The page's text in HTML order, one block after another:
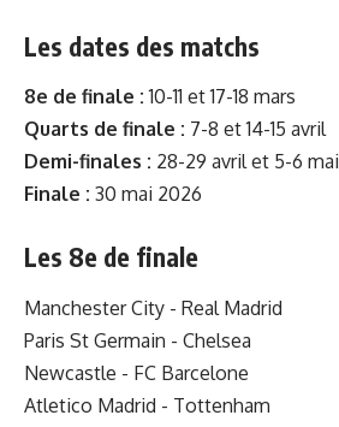
Les dates des matchs
8e de finale : 10-11 et 17-18 mars
Quarts de finale : 7-8 et 14-15 avril
Demi-finales : 28-29 avril et 5-6 mai
Finale : 30 mai 2026
Les 8e de finale
Manchester City - Real Madrid
Paris St Germain - Chelsea
Newcastle - FC Barcelone
Atletico Madrid - Tottenham